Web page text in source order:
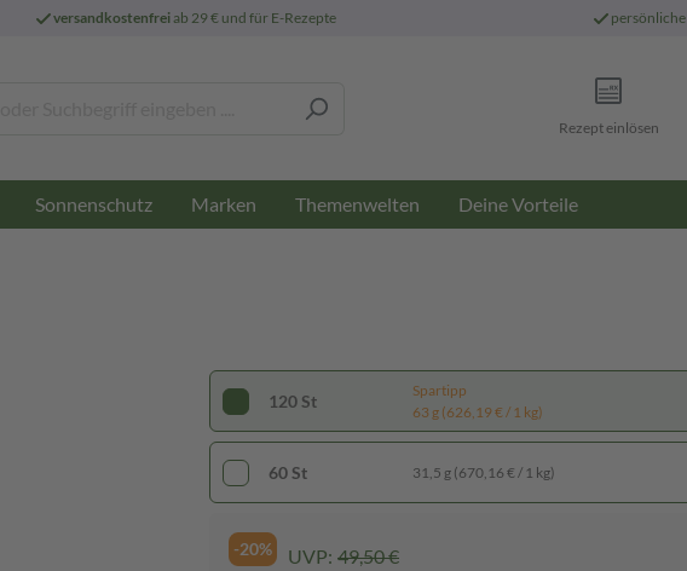
versandkostenfreiab 29 € und für E-Rezepte persönliche
Rezept einlösen
Sonnenschutz Marken Themenwelten Deine Vorteile
120 St
Spartipp
63 g (626,19 € / 1 kg)
60 St 31,5 g (670,16 € / 1 kg)
-20% UVP: 49,50 €